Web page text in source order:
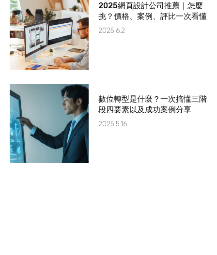
2025網頁設計公司推薦｜怎麼
挑？價格、案例、評比一次看懂
2025.6.2
數位轉型是什麼？一次搞懂三階
段四要素以及成功案例分享
2025.5.16